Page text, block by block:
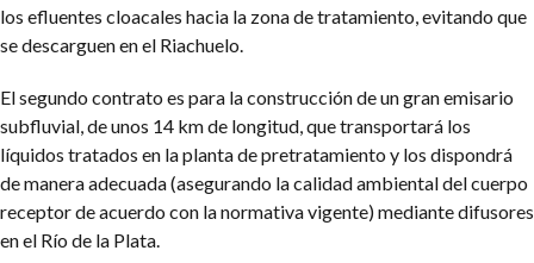
los efluentes cloacales hacia la zona de tratamiento, evitando que
se descarguen en el Riachuelo.
El segundo contrato es para la construcción de un gran emisario
subfluvial, de unos 14 km de longitud, que transportará los
líquidos tratados en la planta de pretratamiento y los dispondrá
de manera adecuada (asegurando la calidad ambiental del cuerpo
receptor de acuerdo con la normativa vigente) mediante difusores
en el Río de la Plata.